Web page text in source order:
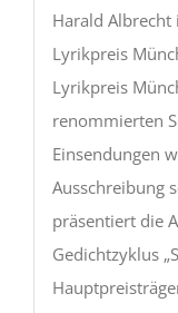
Harald
Lyrikpreis
Lyrikpreis
renommierten
Einsendungen
Ausschreibung
präsentiert die
Gedichtzyklus